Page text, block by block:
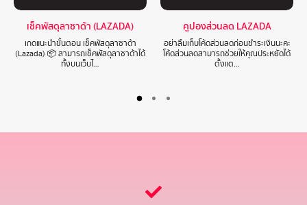
เช็คพัสดุลาซาด้า (LAZADA)
เกดแนะนำขั้นตอน เช็คพัสดุลาซาด้า
(Lazada) 📦 สามารถเช็คพัสดุลาซาด้าได้
ทั้งบนเว็บไ…
คูปองส่วนลด LAZADA
อย่าลืมเก็บโค้ดส่วนลดก่อนชำระเงินนะคะ
โค้ดส่วนลดสามารถช่วยให้คุณประหยัดได้
ตั้งแต…